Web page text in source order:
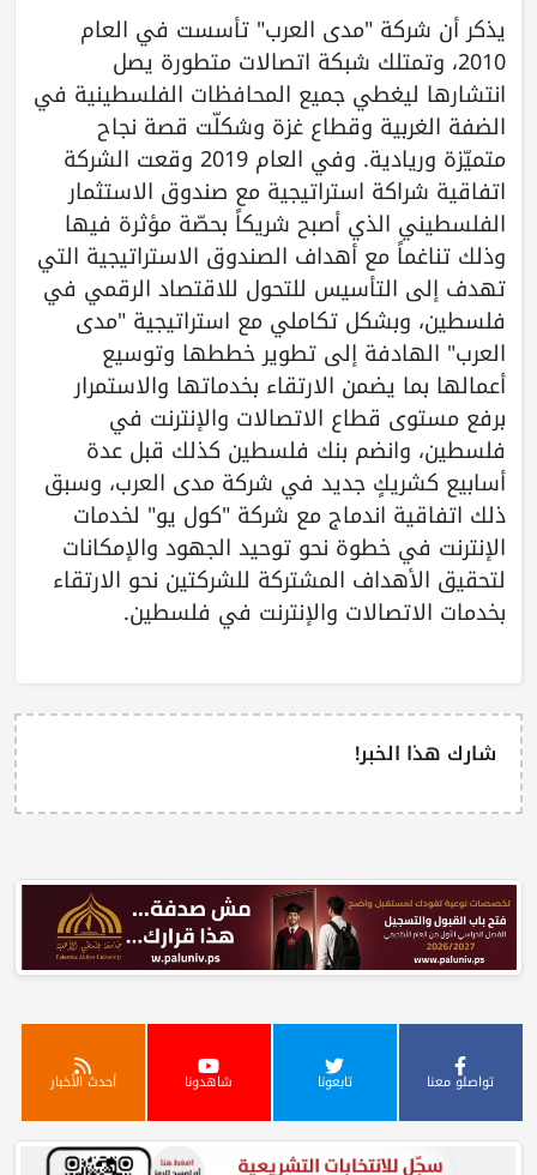
يذكر أن شركة "مدى العرب" تأسست في العام
2010، وتمتلك شبكة اتصالات متطورة يصل
انتشارها ليغطي جميع المحافظات الفلسطينية في
الضفة الغربية وقطاع غزة وشكلّت قصة نجاح
متميّزة وريادية. وفي العام 2019 وقعت الشركة
اتفاقية شراكة استراتيجية مع صندوق الاستثمار
الفلسطيني الذي أصبح شريكاً بحصّة مؤثرة فيها
وذلك تناغماً مع أهداف الصندوق الاستراتيجية التي
تهدف إلى التأسيس للتحول للاقتصاد الرقمي في
فلسطين، وبشكل تكاملي مع استراتيجية "مدى
العرب" الهادفة إلى تطوير خططها وتوسيع
أعمالها بما يضمن الارتقاء بخدماتها والاستمرار
برفع مستوى قطاع الاتصالات والإنترنت في
فلسطين، وانضم بنك فلسطين كذلك قبل عدة
أسابيع كشريكٍ جديد في شركة مدى العرب، وسبق
ذلك اتفاقية اندماج مع شركة "كول يو" لخدمات
الإنترنت في خطوة نحو توحيد الجهود والإمكانات
لتحقيق الأهداف المشتركة للشركتين نحو الارتقاء
بخدمات الاتصالات والإنترنت في فلسطين.
شارك هذا الخبر!
تواصلو معنا تابعونا شاهدونا أحدث الأخبار